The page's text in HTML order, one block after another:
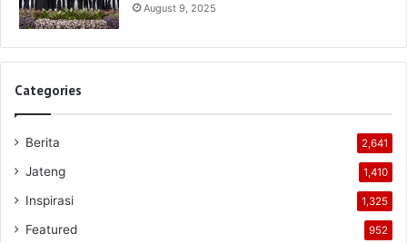
August 9, 2025
Categories
Berita 2,641
Jateng 1,410
Inspirasi 1,325
Featured 952